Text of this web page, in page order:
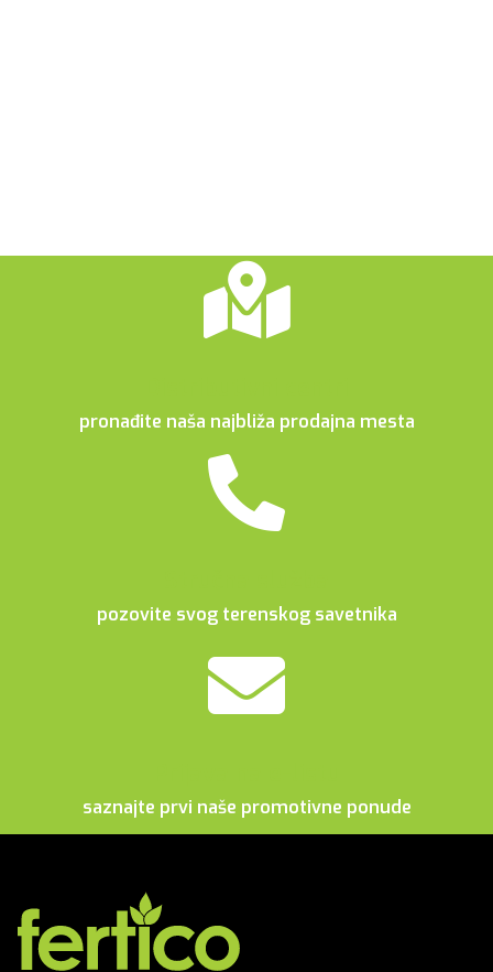
pronađite naša najbliža prodajna mesta
pozovite svog terenskog savetnika
saznajte prvi naše promotivne ponude